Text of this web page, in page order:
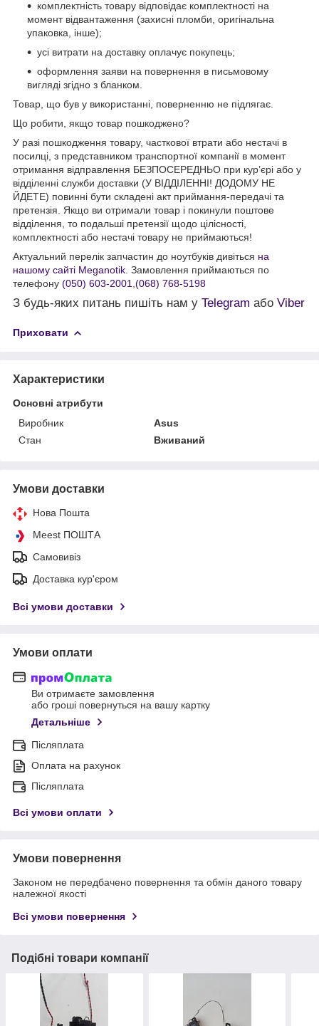
комплектність товару відповідає комплектності на
момент відвантаження (захисні пломби, оригінальна
упаковка, інше);
усі витрати на доставку оплачує покупець;
оформлення заяви на повернення в письмовому
вигляді згідно з бланком.
Товар, що був у використанні, поверненню не підлягає.
Що робити, якщо товар пошкоджено?
У разі пошкодження товару, часткової втрати або нестачі в
посилці, з представником транспортної компанії в момент
отримання відправлення БЕЗПОСЕРЕДНЬО при кур’єрі або у
відділенні служби доставки (У ВІДДІЛЕННІ! ДОДОМУ НЕ
ЙДЕТЕ) повинні бути складені акт приймання-передачі та
претензія. Якщо ви отримали товар і покинули поштове
відділення, то подальші претензії щодо цілісності,
комплектності або нестачі товару не приймаються!
Актуальний перелік запчастин до ноутбуків дивіться на
нашому сайті Meganotik . Замовлення приймаються по
телефону (050) 603-2001 (068) 768-5198
З будь-яких питань пишіть нам у Telegram або Viber
Приховати
Характеристики
Основні атрибути
Виробник
Asus
Стан
Вживаний
Умови доставки
Нова Пошта
Meest ПОШТА
Самовивіз
Доставка кур'єром
Всі умови доставки
Умови оплати
Ви отримаєте замовлення
або гроші повернуться на вашу картку
Детальніше
Післяплата
Оплата на рахунок
Післяплата
Всі умови оплати
Умови повернення
Законом не передбачено повернення та обмін даного товару
належної якості
Всі умови повернення
Подібні товари компанії